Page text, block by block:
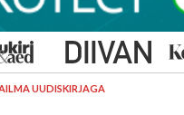
UUDISKIRJAGA